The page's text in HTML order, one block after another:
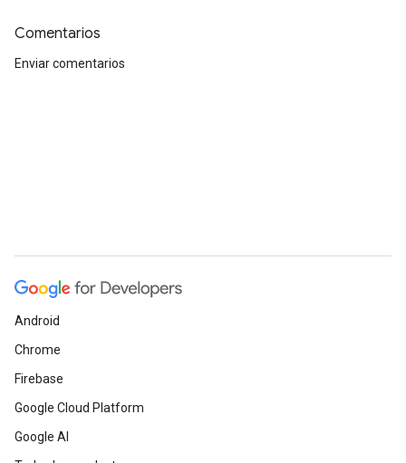
Comentarios
Enviar comentarios
Android
Chrome
Firebase
Google Cloud Platform
Google AI